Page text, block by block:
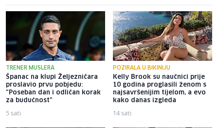
TRENER MUSLERA
Španac na klupi Željezničara
proslavio prvu pobjedu:
"Poseban dan i odličan korak
za budućnost"
5 sati
POZIRALA U BIKINIJU
Kelly Brook su naučnici prije
10 godina proglasili ženom s
najsavršenijim tijelom, a evo
kako danas izgleda
14 sati